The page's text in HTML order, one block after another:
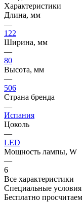
Характеристики
Длина, мм
—
122
Ширина, мм
—
80
Высота, мм
—
506
Страна бренда
—
Испания
Цоколь
—
LED
Мощность лампы, W
—
6
Все характеристики
Специальные
Бесплатно